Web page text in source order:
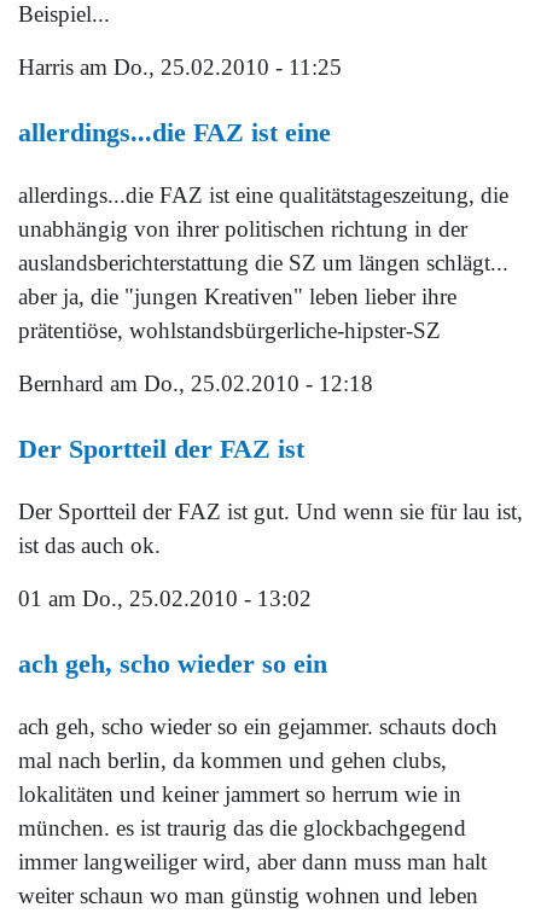
Beispiel...
Harris am Do., 25.02.2010 - 11:25
allerdings...die FAZ ist eine
allerdings...die FAZ ist eine qualitätstageszeitung, die
unabhängig von ihrer politischen richtung in der
auslandsberichterstattung die SZ um längen schlägt...
aber ja, die "jungen Kreativen" leben lieber ihre
prätentiöse, wohlstandsbürgerliche-hipster-SZ
Bernhard am Do., 25.02.2010 - 12:18
Der Sportteil der FAZ ist
Der Sportteil der FAZ ist gut. Und wenn sie für lau ist,
ist das auch ok.
01 am Do., 25.02.2010 - 13:02
ach geh, scho wieder so ein
ach geh, scho wieder so ein gejammer. schauts doch
mal nach berlin, da kommen und gehen clubs,
lokalitäten und keiner jammert so herrum wie in
münchen. es ist traurig das die glockbachgegend
immer langweiliger wird, aber dann muss man halt
weiter schaun wo man günstig wohnen und leben